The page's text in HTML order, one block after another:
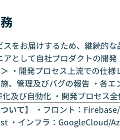
スをお届けするため、継続的
として自社プロダクトの開発
・開発プロセス上流での仕
、管理及びバグの報告 ・各
及び自動化 ・開発プロセス
いて】
・フロント：
・インフラ：